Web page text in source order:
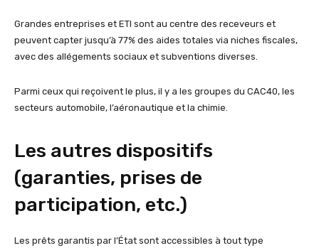
Grandes entreprises et ETI sont au centre des receveurs et
peuvent capter jusqu’à 77% des aides totales via niches fiscales,
avec des allégements sociaux et subventions diverses.
Parmi ceux qui reçoivent le plus, il y a les groupes du CAC40, les
secteurs automobile, l’aéronautique et la chimie.
Les autres dispositifs
(garanties, prises de
participation, etc.)
Les prêts garantis par l’État sont accessibles à tout type